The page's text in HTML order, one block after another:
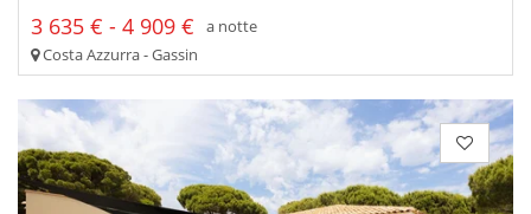
3 635 € - 4 909 €
a notte
Costa Azzurra - Gassin